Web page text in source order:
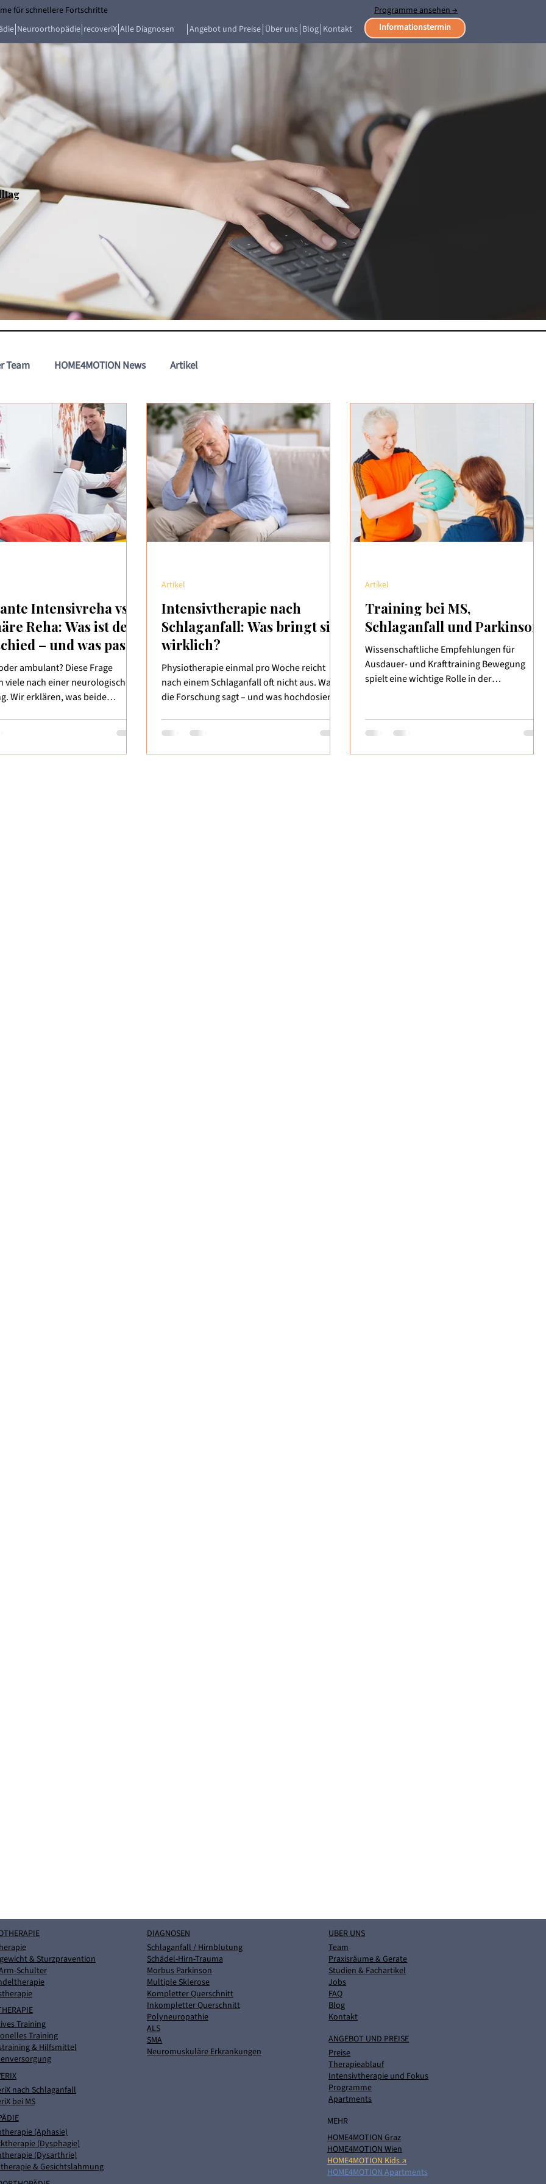
für schnellere Fortschritte
Programme ansehen →
Neuroorthopädie recoveriX Alle Diagnosen Angebot und Preise Über uns Blog Kontakt Informationstermin
Team HOME4MOTION News Artikel
Intensivreha vs.
Reha: Was ist der
– und was passt
ambulant? Diese Frage
viele nach einer neurologischen
Wir erklären, was beide
oder einer anderen
Intensivtherapie nach
Schlaganfall: Was bringt sie
wirklich?
Physiotherapie einmal pro Woche reicht
nach einem Schlaganfall oft nicht aus. Was
die Forschung sagt – und was hochdosierte
Weg: Stroke Unit, stationäre Rehabilitation,
Artikel
Training bei MS,
Schlaganfall und Parkinson
Wissenschaftliche Empfehlungen für
Ausdauer- und Krafttraining Bewegung
spielt eine wichtige Rolle in der
Multipler Sklerose (MS), nach einem
Schlaganfall oder bei Parkinson konkret
aussehen? Eine wissenschaftliche Studie
Artikel
& Sturzpravention
Schulter
Training
Training
& Hilfsmittel
nach Schlaganfall
bei MS
(Aphasie)
(Dysphagie)
(Dysarthrie)
& Gesichtslahmung
DIAGNOSEN
Schlaganfall / Hirnblutung
Schädel-Hirn-Trauma
Morbus Parkinson
Multiple Sklerose
Kompletter Querschnitt
Inkompletter Querschnitt
Polyneuropathie
ALS
SMA
Neuromuskuläre Erkrankungen
UBER UNS
Team
Praxisräume & Gerate
Studien & Fachartikel
Jobs
FAQ
Blog
Kontakt
ANGEBOT UND PREISE
Preise
Therapieablauf
Intensivtherapie und Fokus
Programme
Apartments
MEHR
HOME4MOTION Graz
HOME4MOTION Wien
HOME4MOTION Kids ↗
HOME4MOTION Apartments